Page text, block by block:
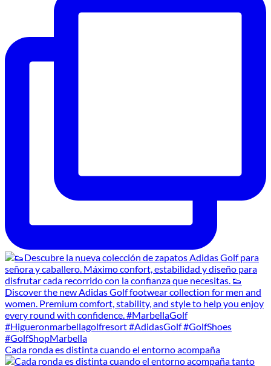
Cada ronda es distinta cuando el entorno acompaña